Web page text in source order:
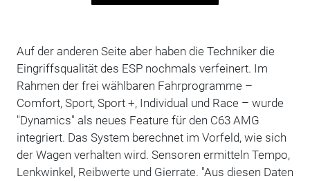
Auf der anderen Seite aber haben die Techniker die
Eingriffsqualität des ESP nochmals verfeinert. Im
Rahmen der frei wählbaren Fahrprogramme –
Comfort, Sport, Sport +, Individual und Race – wurde
"Dynamics" als neues Feature für den C63 AMG
integriert. Das System berechnet im Vorfeld, wie sich
der Wagen verhalten wird. Sensoren ermitteln Tempo,
Lenkwinkel, Reibwerte und Gierrate. "Aus diesen Daten